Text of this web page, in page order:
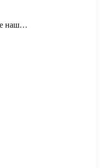
наш…